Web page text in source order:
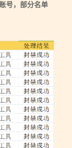
号，部分名单